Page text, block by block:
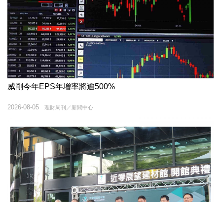
威剛今年EPS年增率將逾500%
理財周刊／新聞中心
2026-08-05